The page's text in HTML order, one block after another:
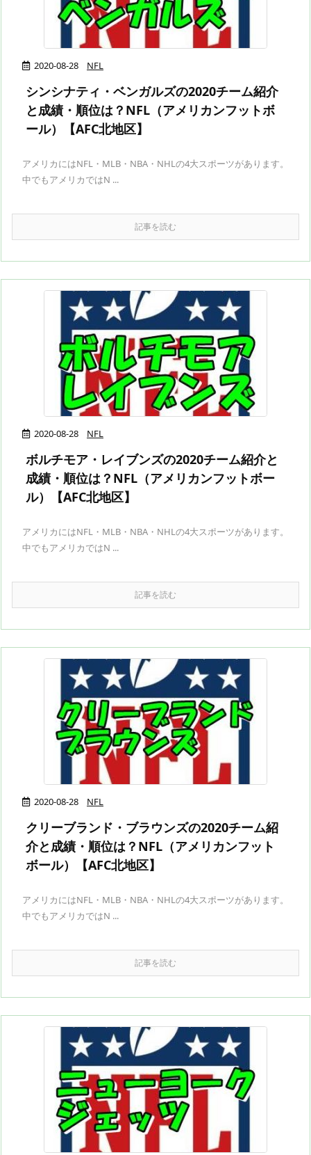
2020-08-28 NFL
シンシナティ・ベンガルズの2020チーム紹介
と成績・順位は？NFL（アメリカンフットボ
ール）【AFC北地区】
アメリカにはNFL・MLB・NBA・NHLの4大スポーツがあります。
中でもアメリカではN ...
記事を読む
2020-08-28 NFL
ボルチモア・レイブンズの2020チーム紹介と
成績・順位は？NFL（アメリカンフットボー
ル）【AFC北地区】
アメリカにはNFL・MLB・NBA・NHLの4大スポーツがあります。
中でもアメリカではN ...
記事を読む
2020-08-28 NFL
クリーブランド・ブラウンズの2020チーム紹
介と成績・順位は？NFL（アメリカンフット
ボール）【AFC北地区】
アメリカにはNFL・MLB・NBA・NHLの4大スポーツがあります。
中でもアメリカではN ...
記事を読む